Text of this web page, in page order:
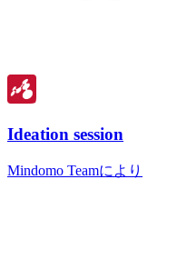
Ideation session
Mindomo Teamにより